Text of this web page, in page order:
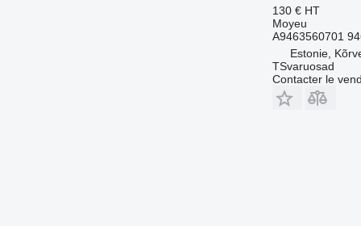
130 € HT
Moyeu
A9463560701
Estonie,
TSvaruosad
Contacter le